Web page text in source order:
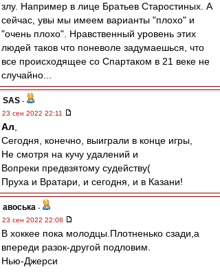
злу. Например в лице Братьев Старостиных. А
сейчас, увы мы имеем варианты "плохо" и
"очень плохо". Нравственный уровень этих
людей таков что поневоле задумаешься, что
все происходящее со Спартаком в 21 веке не
случайно...
SAS -
23 сен 2022 22:11
Ал
Сегодня, конечно, выиграли в конце игры,
Не смотря на кучу удалений и
Вопреки предвзятому судейству(
Пруха и Вратари, и сегодня, и в Казани!
авоська -
23 сен 2022 22:08
В хоккее пока молодцы.Плотненько сзади,а
впереди разок-другой подловим.
Нью-Джерси